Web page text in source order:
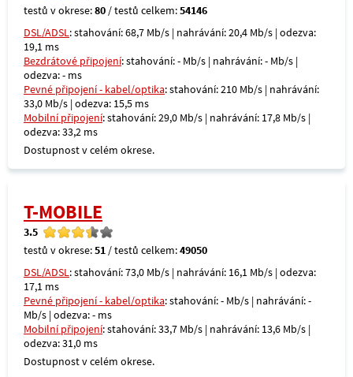
testů v okrese:80 / testů celkem:54146
DSL/ADSL: stahování: 68,7 Mb/s | nahrávání: 20,4 Mb/s | odezva:
19,1 ms
Bezdrátové připojení: stahování: - Mb/s | nahrávání: - Mb/s |
odezva: - ms
Pevné připojení - kabel/optika: stahování: 210 Mb/s | nahrávání:
33,0 Mb/s | odezva: 15,5 ms
Mobilní připojení: stahování: 29,0 Mb/s | nahrávání: 17,8 Mb/s |
odezva: 33,2 ms
Dostupnost v celém okrese.
T-MOBILE
3.5
testů v okrese:51 / testů celkem:49050
DSL/ADSL: stahování: 73,0 Mb/s | nahrávání: 16,1 Mb/s | odezva:
17,1 ms
Pevné připojení - kabel/optika: stahování: - Mb/s | nahrávání: -
Mb/s | odezva: - ms
Mobilní připojení: stahování: 33,7 Mb/s | nahrávání: 13,6 Mb/s |
odezva: 31,0 ms
Dostupnost v celém okrese.